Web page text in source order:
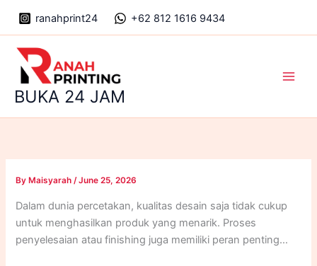
ranahprint24 +62 812 1616 9434
BUKA 24 JAM
By Maisyarah/June 25, 2026
Dalam dunia percetakan, kualitas desain saja tidak cukup
untuk menghasilkan produk yang menarik. Proses
penyelesaian atau finishing juga memiliki peran penting